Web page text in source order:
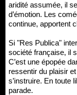
aridité assumée, il
d’émotion. Les
continue, apportent
Si "Res Publica"
société française, il
C’est une épopée
ressentir du plaisir
s’instruire. En toute
parade.